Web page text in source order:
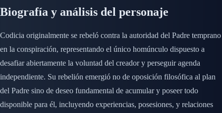
Biografía y análisis del personaje
Codicia originalmente se rebeló contra la autoridad del Padre temprano
en la conspiración, representando el único homúnculo dispuesto a
desafiar abiertamente la voluntad del creador y perseguir agenda
independiente. Su rebelión emergió no de oposición filosófica al plan
del Padre sino de deseo fundamental de acumular y poseer todo
disponible para él, incluyendo experiencias, posesiones, y relaciones